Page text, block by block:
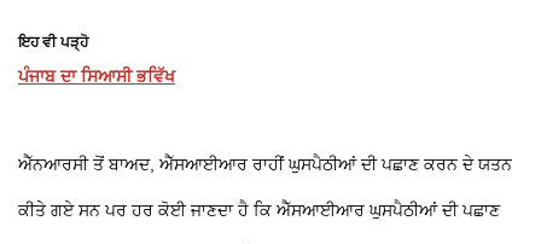
ਇਹ ਵੀ ਪੜ੍ਹੋ
ਪੰਜਾਬ ਦਾ ਸਿਆਸੀ ਭਵਿੱਖ
ਐੱਨਆਰਸੀ ਤੋਂ ਬਾਅਦ, ਐੱਸਆਈਆਰ ਰਾਹੀਂ ਘੁਸਪੈਠੀਆਂ ਦੀ ਪਛਾਣ ਕਰਨ ਦੇ ਯਤਨ
ਕੀਤੇ ਗਏ ਸਨ ਪਰ ਹਰ ਕੋਈ ਜਾਣਦਾ ਹੈ ਕਿ ਐੱਸਆਈਆਰ ਘੁਸਪੈਠੀਆਂ ਦੀ ਪਛਾਣ